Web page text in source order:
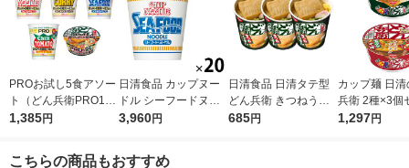
PROお試し5食アソー
ト（どん兵衛PRO1食
＋カップヌードルPR
1,385円
日清食品 カップヌー
ドル シーフードヌー
ドル カップ麺 カップ
3,960円
日清食品 日清タテ型
どん兵衛 きつねうど
ん カップ麺 カップう
685円
カップ麺 日
兵衛 2種×3個
西日本 日清
1,297円
こちらの商品もおすすめ